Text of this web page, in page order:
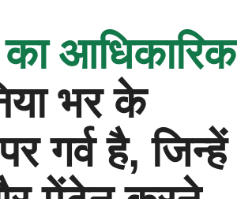
आधिकारिक
भर के
गर्व है, जिन्हें